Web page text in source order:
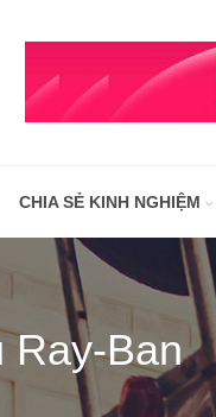
CHIA SẺ KINH NGHIỆM
Ray-Ban